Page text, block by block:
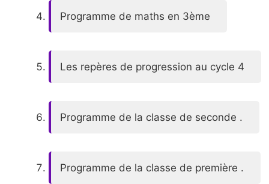
Programme de maths en 3ème
Les repères de progression au cycle 4
Programme de la classe de seconde .
Programme de la classe de première .